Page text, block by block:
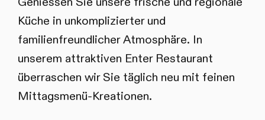
Küche in unkomplizierter und
familienfreundlicher Atmosphäre. In
unserem attraktiven Enter Restaurant
überraschen wir Sie täglich neu mit feinen
Mittagsmenü-Kreationen.